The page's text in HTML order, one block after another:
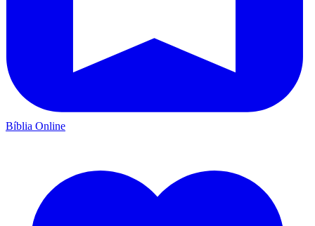
Bíblia Online